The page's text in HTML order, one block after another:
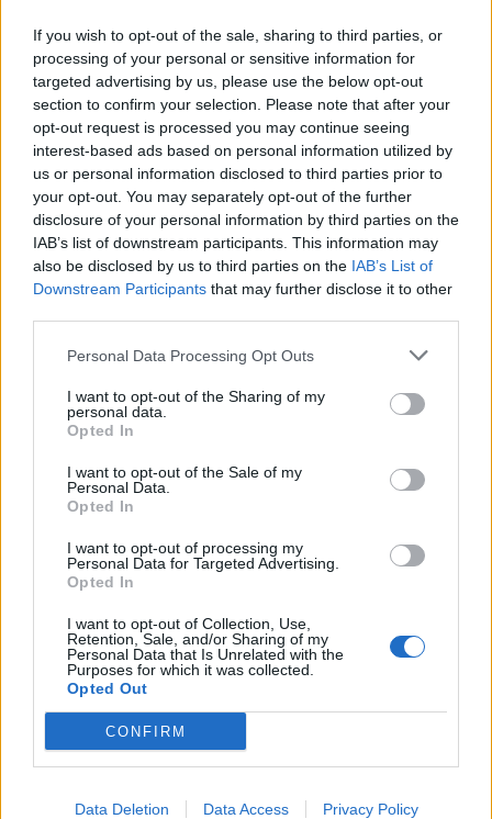
If you wish to opt-out of the sale, sharing to third parties, or
processing of your personal or sensitive information for
targeted advertising by us, please use the below opt-out
section to confirm your selection. Please note that after your
opt-out request is processed you may continue seeing
interest-based ads based on personal information utilized by
us or personal information disclosed to third parties prior to
your opt-out. You may separately opt-out of the further
disclosure of your personal information by third parties on the
IAB’s list of downstream participants. This information may
also be disclosed by us to third parties on the IAB’s List of
Downstream Participants that may further disclose it to other
Personal Data Processing Opt Outs
I want to opt-out of the Sharing of my
personal data.
Opted In
I want to opt-out of the Sale of my
Personal Data.
Opted In
I want to opt-out of processing my
Personal Data for Targeted Advertising.
Opted In
I want to opt-out of Collection, Use,
Retention, Sale, and/or Sharing of my
Personal Data that Is Unrelated with the
Purposes for which it was collected.
Opted Out
CONFIRM
Data Deletion Data Access Privacy Policy
prossime amministrative. E un invito alla
pacificazione arriva anche dall’altro
vicepremier Tajani: «Berlusconi ha chiuso il
capitolo per tutti. Ha parlato da statista e da
leader del centrodestra» e «chiedere gli
esami del sangue ogni giorno a Giorgia Meloni
è sbagliato. Vedo in giro molta voglia di
strumentalizzare. Gli eroi della libertà sono di
tutti gli italiani».